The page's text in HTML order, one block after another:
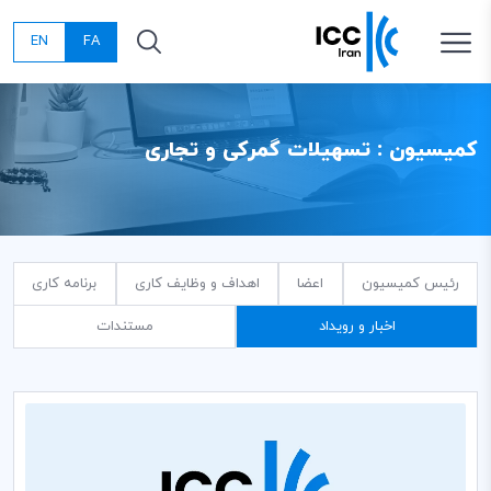
FA
EN
کمیسیون : تسهیلات گمرکی و تجاری
رئیس کمیسیون اعضا اهداف و وظایف کاری برنامه کاری
اخبار و رویداد مستندات